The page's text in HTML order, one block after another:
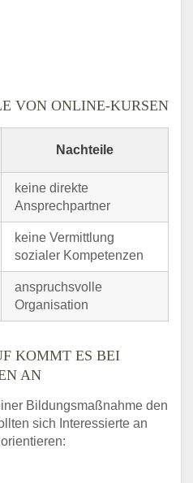
VON ONLINE-KURSEN
Nachteile
keine direkte
Ansprechpartner
keine Vermittlung
sozialer Kompetenzen
anspruchsvolle
Organisation
KOMMT ES BEI
AN
Bildungsmaßnahme den
sich Interessierte an